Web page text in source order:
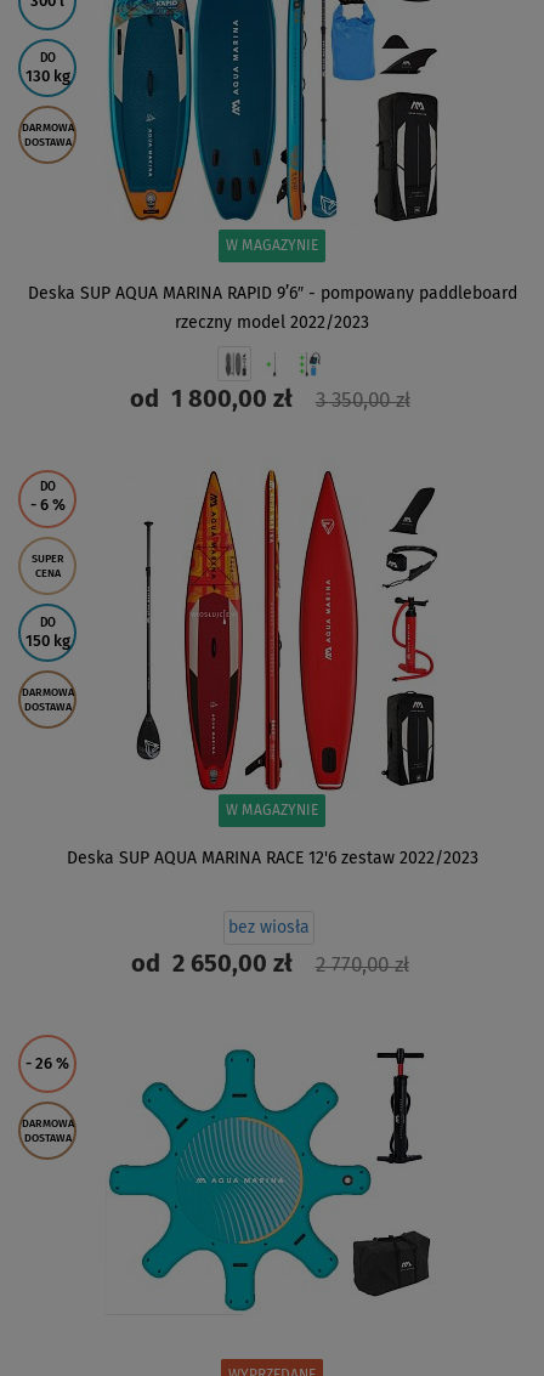
DO
130 kg
DARMOWA
DOSTAWA
W MAGAZYNIE
Deska SUP AQUA MARINA RAPID 9’6″ - pompowany paddleboard
rzeczny model 2022/2023
od1 800,00 zł 3 350,00 zł
DO
- 6 %
SUPER
CENA
DO
150 kg
DARMOWA
DOSTAWA
W MAGAZYNIE
Deska SUP AQUA MARINA RACE 12'6 zestaw 2022/2023
bez wiosła
od2 650,00 zł 2 770,00 zł
- 26 %
DARMOWA
DOSTAWA